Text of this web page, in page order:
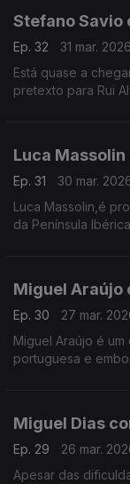
Stefano Savio
Ep. 32
31 mar. 2026
Está quase a
pretexto para Rui
Luca
Ep. 31
30 mar.
Luca Massolin,é
da Península
Miguel Araújo
Ep. 30
27 mar.
Miguel Araújo é
portuguesa e
Miguel Dias
Ep. 29
26 mar.
Apesar das